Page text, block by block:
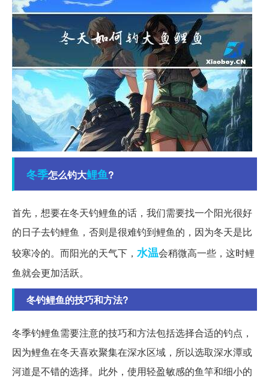
冬季怎么钓大鲤鱼?
首先，想要在冬天钓鲤鱼的话，我们需要找一个阳光很好
的日子去钓鲤鱼，否则是很难钓到鲤鱼的，因为冬天是比
较寒冷的。而阳光的天气下， 水温会稍微高一些，这时鲤
鱼就会更加活跃。
冬钓鲤鱼的技巧和方法?
冬季钓鲤鱼需要注意的技巧和方法包括选择合适的钓点，
因为鲤鱼在冬天喜欢聚集在深水区域，所以选取深水潭或
河道是不错的选择。此外，使用轻盈敏感的鱼竿和细小的